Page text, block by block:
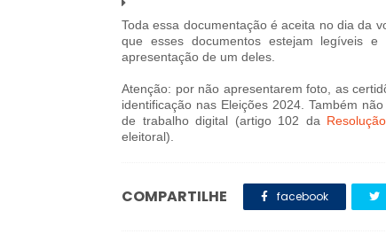
Toda essa documentação é aceita no dia da
que esses documentos estejam legíveis
apresentação de um deles.
Atenção: por não apresentarem foto, as
identificação nas Eleições 2024. Também
de trabalho digital (artigo 102 da
eleitoral).
COMPARTILHE facebook